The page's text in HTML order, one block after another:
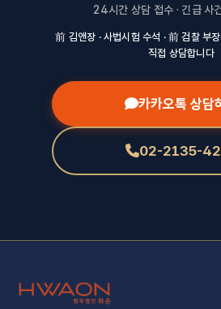
24시간 상담 접수 · 긴급 사
前 김앤장 · 사법시험 수석 · 前 검찰 부
직접 상담합니다
카카오톡 상담
02-2135-